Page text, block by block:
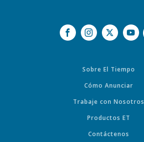
Sobre El Tiempo
Cómo Anunciar
Trabaje con Nosotros
Productos ET
Contáctenos